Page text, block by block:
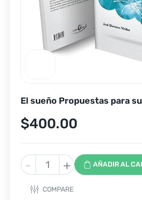
El sueño Propuestas para
$400.00
-
sueño
Propuestas
para
+ AÑADIR AL
COMPARE